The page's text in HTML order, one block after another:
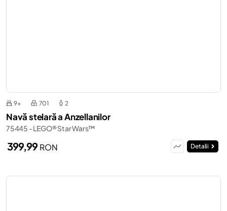
9+ 701 2
Navă stelară a Anzellanilor
75445 - LEGO® Star Wars™
399,99RON Detalii